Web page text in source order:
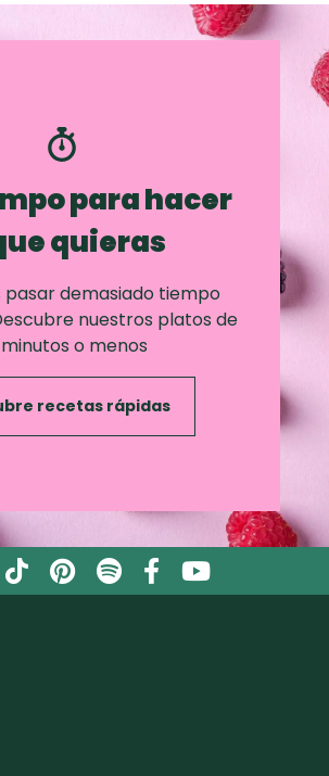
para hacer
quieras
pasar demasiado tiempo
nuestros platos de
o menos
recetas rápidas